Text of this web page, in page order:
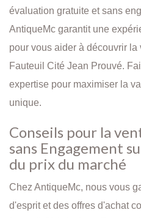
évaluation gratuite et sans
AntiqueMc garantit une
pour vous aider à découvrir
Fauteuil Cité Jean Prouvé.
expertise pour maximiser la
unique.
Conseils pour la
sans Engagement
du prix du marché
Chez AntiqueMc, nous vous
d'esprit et des offres d'achat